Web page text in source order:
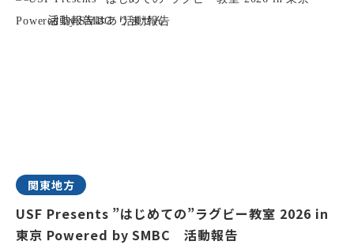
関東地方
USF Presents ”はじめての”ラグビー教室 2026 in
東京 Powered by SMBC 活動報告